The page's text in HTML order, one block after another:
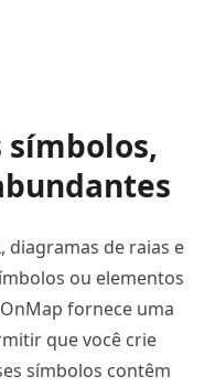
símbolos,
diagramas de raias e
ou elementos
fornece uma
que você crie
símbolos contêm